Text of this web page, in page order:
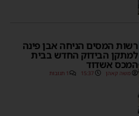
רשות המסים הניחה אבן פינה
למתקן הבידוק החדש בבית
המכס אשדוד
משה קאהן 15:37 1 תגובות